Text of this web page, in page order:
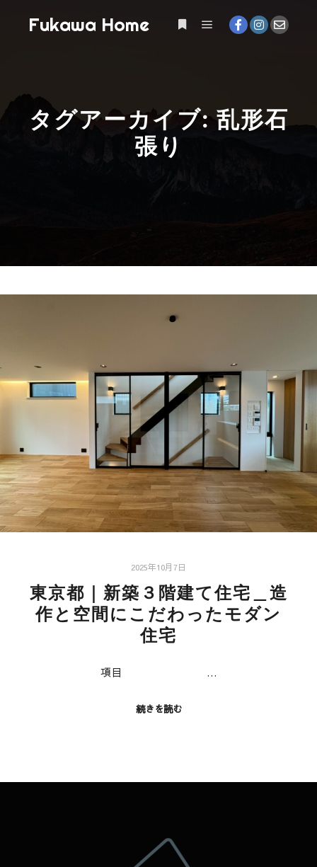
Fukawa Home
タグアーカイブ: 乱形石
張り
2025年10月7日
東京都｜新築３階建て住宅＿造
作と空間にこだわったモダン
住宅
項目 …
続きを読む